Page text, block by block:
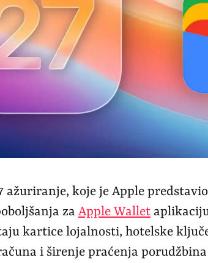
ažuriranje, koje je Apple
za Apple Wallet
kartice lojalnosti, hotelske
i širenje praćenja